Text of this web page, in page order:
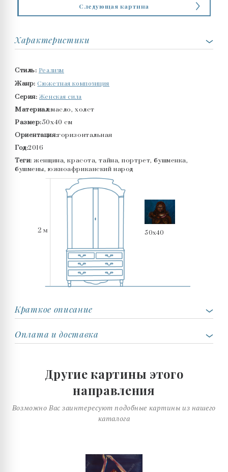
Следующая картина
Характеристики
Стиль: Реализм
Жанр: Сюжетная композиция
Серия: Женская сила
Материал:масло, холст
Размер:50x40 см
Ориентация:горизонтальная
Год:2016
Теги: женщина, красота, тайна, портрет, бушменка,
бушмены, южноафриканский народ
50x40
Краткое описание
Оплата и доставка
Другие картины этого
направления
Возможно Вас заинтересуют подобные картины из нашего
каталога